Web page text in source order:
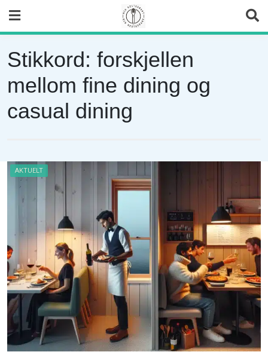
content
Stikkord: forskjellen
mellom fine dining og
casual dining
AKTUELT